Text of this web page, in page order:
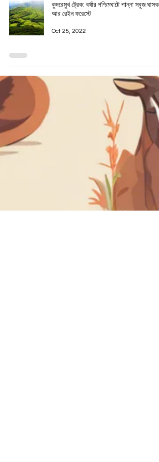
কুদরেমুখ ট্রেক: বর্ষার পশ্চিমঘাটে পান্না সবুজ ঘাসবন
আর রেইন ফরেস্টে
Oct 25, 2022